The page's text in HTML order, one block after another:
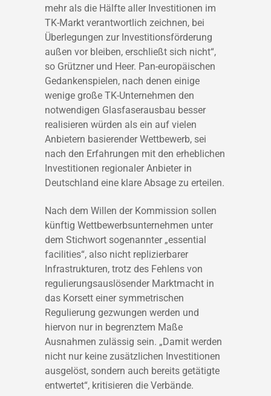
mehr als die Hälfte aller Investitionen im
TK-Markt verantwortlich zeichnen, bei
Überlegungen zur Investitionsförderung
außen vor bleiben, erschließt sich nicht“,
so Grützner und Heer. Pan-europäischen
Gedankenspielen, nach denen einige
wenige große TK-Unternehmen den
notwendigen Glasfaserausbau besser
realisieren würden als ein auf vielen
Anbietern basierender Wettbewerb, sei
nach den Erfahrungen mit den erheblichen
Investitionen regionaler Anbieter in
Deutschland eine klare Absage zu erteilen.
Nach dem Willen der Kommission sollen
künftig Wettbewerbsunternehmen unter
dem Stichwort sogenannter „essential
facilities“, also nicht replizierbarer
Infrastrukturen, trotz des Fehlens von
regulierungsauslösender Marktmacht in
das Korsett einer symmetrischen
Regulierung gezwungen werden und
hiervon nur in begrenztem Maße
Ausnahmen zulässig sein. „Damit werden
nicht nur keine zusätzlichen Investitionen
ausgelöst, sondern auch bereits getätigte
entwertet“, kritisieren die Verbände.